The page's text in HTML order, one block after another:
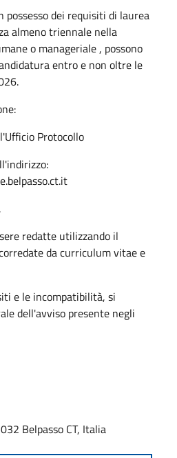
dei requisiti di laurea
almeno triennale nella
o manageriale , possono
entro e non oltre le
Protocollo
redatte utilizzando il
da curriculum vitae e
e le incompatibilità, si
dell'avviso presente negli
Belpasso CT, Italia